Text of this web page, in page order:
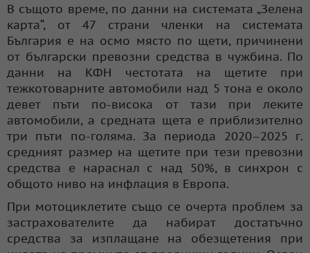
В същото време, по данни на системата „Зелена
карта“, от 47 страни членки на системата
България е на осмо място по щети, причинени
от български превозни средства в чужбина. По
данни на КФН честотата на щетите при
тежкотоварните автомобили над 5 тона е около
девет пъти по-висока от тази при леките
автомобили, а средната щета е приблизително
три пъти по-голяма. За периода 2020–2025 г.
средният размер на щетите при тези превозни
средства е нараснал с над 50%, в синхрон с
общото ниво на инфлация в Европа.
При мотоциклетите също се очерта проблем за
застрахователите да набират достатъчно
средства за изплащане на обезщетения при